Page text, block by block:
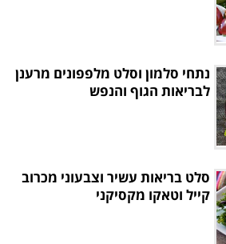
נתחי סלמון וסלט מלפפונים מרענן
לבריאות הגוף והנפש
סלט בריאות עשיר וצבעוני מכרוב
קייל וטאקו מקסיקני